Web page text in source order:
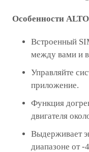
Особенности
Встроенный
между вами и
Управляйте
приложение.
Функция
двигателя
Выдерживает
диапазоне от -